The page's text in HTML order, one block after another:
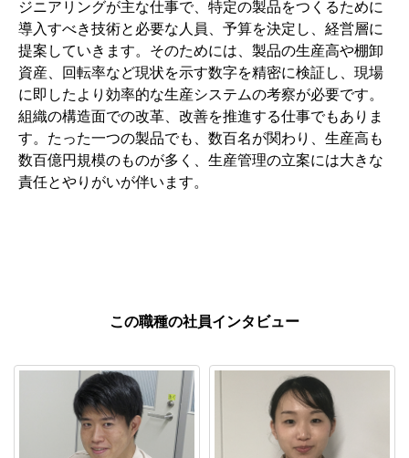
ジニアリングが主な仕事で、特定の製品をつくるために
導入すべき技術と必要な人員、予算を決定し、経営層に
提案していきます。そのためには、製品の生産高や棚卸
資産、回転率など現状を示す数字を精密に検証し、現場
に即したより効率的な生産システムの考察が必要です。
組織の構造面での改革、改善を推進する仕事でもありま
す。たった一つの製品でも、数百名が関わり、生産高も
数百億円規模のものが多く、生産管理の立案には大きな
責任とやりがいが伴います。
この職種の社員インタビュー